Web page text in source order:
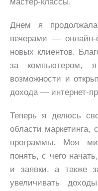
Днем я
вечерами — онлайн-
новых клиентов.
за компьютером,
возможности и
дохода — интернет-
Теперь я делюсь
области
программы. Моя
понять, с чего
и заявки, а также
увеличивать